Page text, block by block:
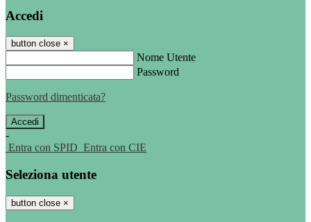
Accedi
button close ×
Nome Utente
Password
Password dimenticata?
-
Entra con SPID Entra con CIE
Seleziona utente
button close ×